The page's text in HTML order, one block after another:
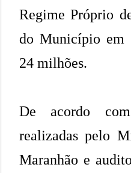
Regime Próprio
do Município em
24 milhões.
De acordo
realizadas pelo
Maranhão e